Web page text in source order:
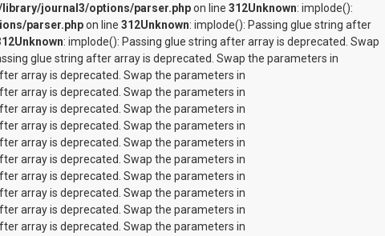
journal3/options/parser.phpon line 312Unknown: implode():
parser.phpon line 312Unknown: implode(): Passing glue string after
Unknown: implode(): Passing glue string after array is deprecated. Swap
glue string after array is deprecated. Swap the parameters in
array is deprecated. Swap the parameters in
array is deprecated. Swap the parameters in
array is deprecated. Swap the parameters in
array is deprecated. Swap the parameters in
array is deprecated. Swap the parameters in
array is deprecated. Swap the parameters in
array is deprecated. Swap the parameters in
array is deprecated. Swap the parameters in
array is deprecated. Swap the parameters in
array is deprecated. Swap the parameters in